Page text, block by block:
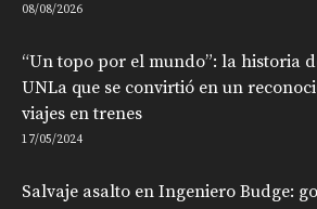
08/08/2026
“Un topo por el mundo”: la historia
UNLa que se convirtió en un
viajes en trenes
17/05/2024
Salvaje asalto en Ingeniero Budge: